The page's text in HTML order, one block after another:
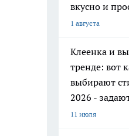
вкусно и
1 августа
Клеенка и
тренде: вот
выбирают
2026 -
11 июля